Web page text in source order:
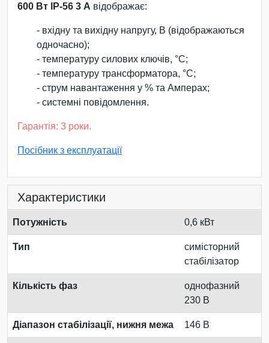
600 Вт IP-56 3 А відображає:
- вхідну та вихідну напругу, В (відображаються
одночасно);
- температуру силових ключів, °С;
- температуру трансформатора, °С;
- струм навантаження у % та Амперах;
- системні повідомлення.
Гарантія: 3 роки.
Посібник з експлуатації
Характеристики
Потужність 0,6 кВт
Тип
симісторний
стабілізатор
Кількість фаз
однофазний
230 В
Діапазон стабілізації, нижня межа 146 В